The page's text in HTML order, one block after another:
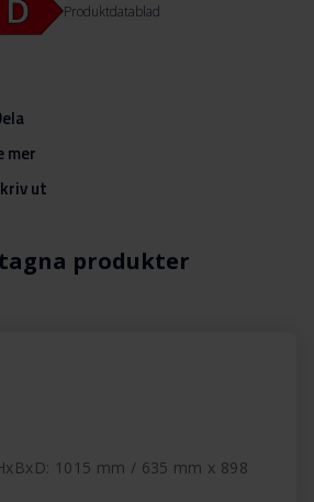
produkter
mer
ut
Produktdatablad
1015 mm / 635 mm x 898